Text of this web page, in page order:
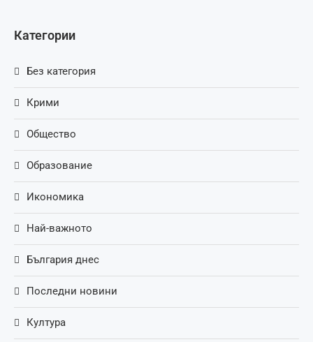
Категории
Без категория
Крими
Общество
Образование
Икономика
Най-важното
България днес
Последни новини
Култура